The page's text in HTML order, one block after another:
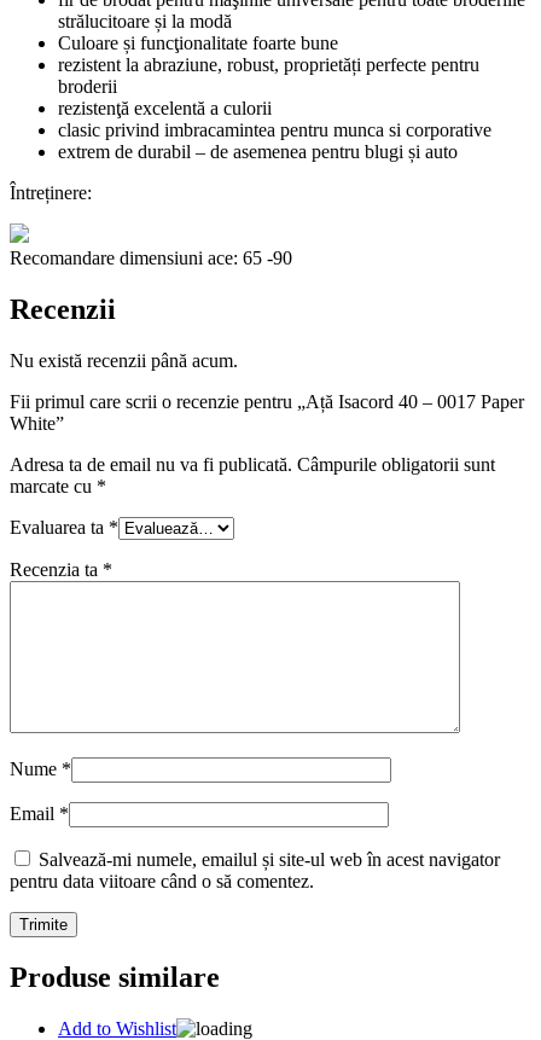
strălucitoare și la modă
Culoare și funcţionalitate foarte bune
rezistent la abraziune, robust, proprietăți perfecte pentru
broderii
rezistenţă excelentă a culorii
clasic privind imbracamintea pentru munca si corporative
extrem de durabil – de asemenea pentru blugi și auto
Întreținere:
Recomandare dimensiuni ace: 65 -90
Recenzii
Nu există recenzii până acum.
Fii primul care scrii o recenzie pentru „Ață Isacord 40 – 0017 Paper
White”
Adresa ta de email nu va fi publicată. Câmpurile obligatorii sunt
marcate cu *
Evaluarea ta *
Recenzia ta *
Nume *
Email *
Salvează-mi numele, emailul și site-ul web în acest navigator
pentru data viitoare când o să comentez.
Produse similare
Add to Wishlist